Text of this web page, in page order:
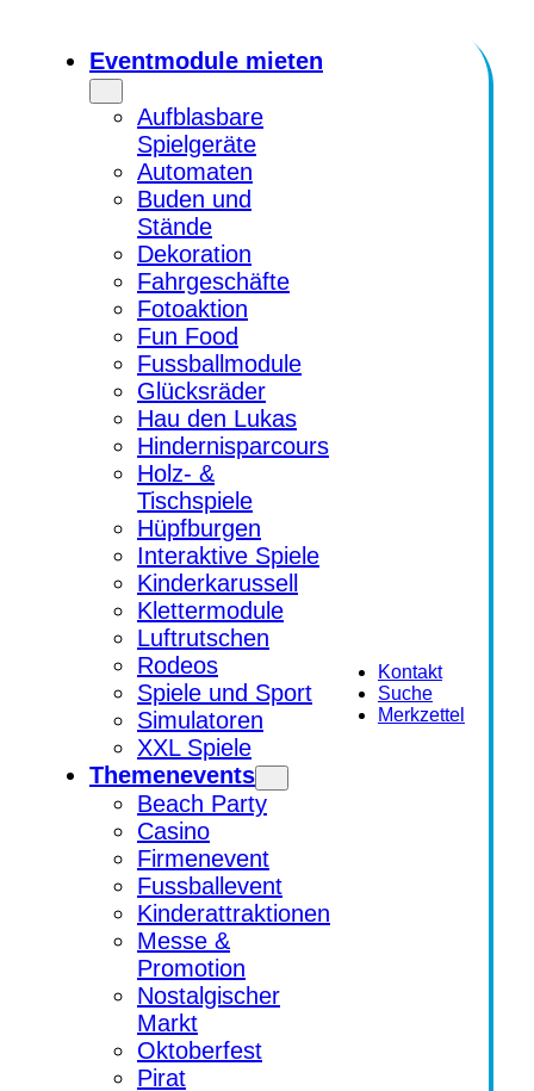
Eventmodule mieten
Aufblasbare
Spielgeräte
Automaten
Buden und
Stände
Dekoration
Fahrgeschäfte
Fotoaktion
Fun Food
Fussballmodule
Glücksräder
Hau den Lukas
Hindernisparcours
Holz- &
Tischspiele
Hüpfburgen
Interaktive Spiele
Kinderkarussell
Klettermodule
Luftrutschen
Rodeos
Spiele und Sport
Simulatoren
XXL Spiele
Themenevents
Beach Party
Casino
Firmenevent
Fussballevent
Kinderattraktionen
Messe &
Promotion
Nostalgischer
Markt
Oktoberfest
Pirat
Kontakt
Suche
Merkzettel